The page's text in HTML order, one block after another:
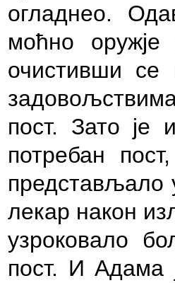
огладнео.
моћно
очистивши
пост. Зато
потребан
представљало
лекар након
узроковало
пост. И Адама